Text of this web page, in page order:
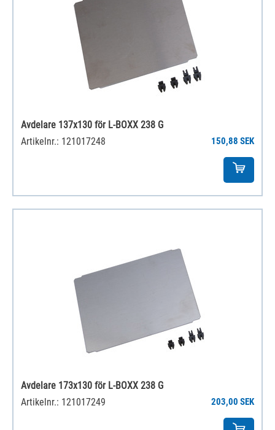
Avdelare 137x130 för L-BOXX 238 G
Artikelnr.: 121017248
150,88 SEK
Avdelare 173x130 för L-BOXX 238 G
Artikelnr.: 121017249
203,00 SEK